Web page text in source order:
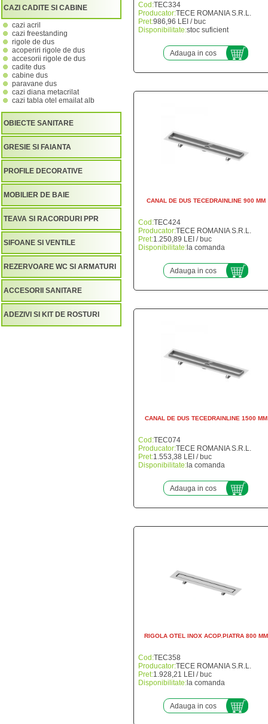
CAZI CADITE SI CABINE
cazi acril
cazi freestanding
rigole de dus
acoperiri rigole de dus
accesorii rigole de dus
cadite dus
cabine dus
paravane dus
cazi diana metacrilat
cazi tabla otel emailat alb
OBIECTE SANITARE
GRESIE SI FAIANTA
PROFILE DECORATIVE
MOBILIER DE BAIE
TEAVA SI RACORDURI PPR
SIFOANE SI VENTILE
REZERVOARE WC SI ARMATURI
ACCESORII SANITARE
ADEZIVI SI KIT DE ROSTURI
Cod:TEC334
Producator:TECE ROMANIA S.R.L.
Pret:986,96 LEI / buc
Disponibilitate:stoc suficient
Adauga in cos
CANAL DE DUS TECEDRAINLINE 900 MM
Cod:TEC424
Producator:TECE ROMANIA S.R.L.
Pret:1.250,89 LEI / buc
Disponibilitate: la comanda
Adauga in cos
CANAL DE DUS TECEDRAINLINE 1500 MM
Cod:TEC074
Producator:TECE ROMANIA S.R.L.
Pret:1.553,38 LEI / buc
Disponibilitate: la comanda
Adauga in cos
RIGOLA OTEL INOX ACOP.PIATRA 800 MM
Cod:TEC358
Producator:TECE ROMANIA S.R.L.
Pret:1.928,21 LEI / buc
Disponibilitate: la comanda
Adauga in cos